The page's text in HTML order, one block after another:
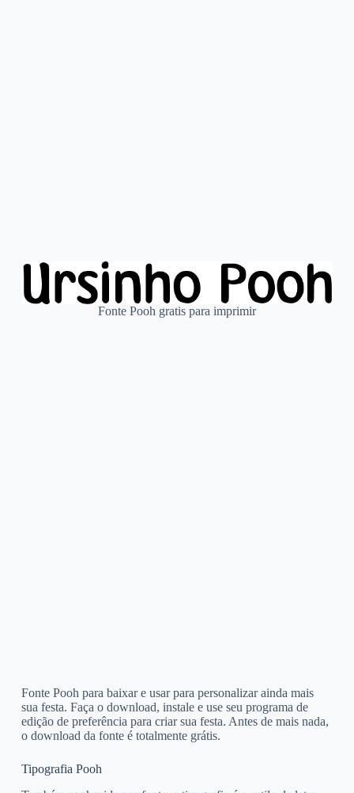
Fonte Pooh gratis para imprimir
Fonte Pooh para baixar e usar para personalizar ainda mais
sua festa. Faça o download, instale e use seu programa de
edição de preferência para criar sua festa. Antes de mais nada,
o download da fonte é totalmente grátis.
Tipografia Pooh